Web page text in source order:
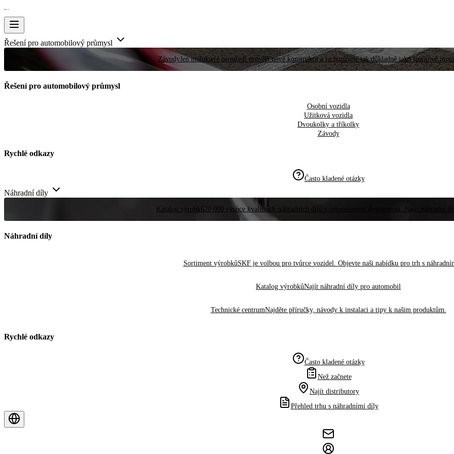
Řešení pro automobilový průmysl
ZávodyJen málokteré prostředí prověří nové konstrukce a technologie tak důkladně jako špičkové
Řešení pro automobilový průmysl
Osobní vozidla
Užitková vozidla
Dvoukolky a tříkolky
Závody
Rychlé odkazy
Často kladené otázky
Náhradní díly
Katalog výrobků20 000 vysoce kvalitních náhradních dílů s celosvětovou dostupností. Najít náhradní
Náhradní díly
Sortiment výrobkůSKF je volbou pro tvůrce vozidel. Objevte naši nabídku pro trh s
Katalog výrobkůNajít náhradní díly pro automobil
Technické centrumNajděte příručky, návody k instalaci a tipy k našim produktům.
Rychlé odkazy
Často kladené otázky
Než začnete
Najít distributory
Přehled trhu s náhradními díly